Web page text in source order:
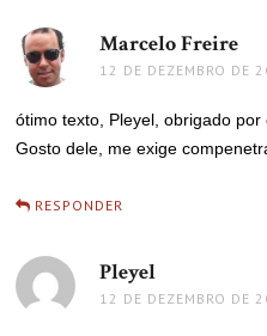
Marcelo Freire
12 DE DEZEMBRO DE
ótimo texto, Pleyel, obrigado
Gosto dele, me exige
RESPONDER
Pleyel
12 DE DEZEMBRO DE